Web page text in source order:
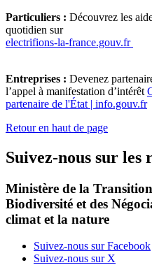
Particuliers : Découvrez les
quotidien sur
electrifions-la-france.gouv.fr
Entreprises : Devenez
l’appel à manifestation d’intérêt
partenaire de l'État | info.gouv.fr
Retour en haut de page
Suivez-nous sur les
Ministère de la
Biodiversité et des
climat et la nature
Suivez-nous sur Facebook
Suivez-nous sur X